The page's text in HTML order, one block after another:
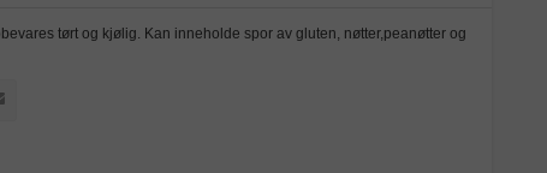
tørt og kjølig. Kan inneholde spor av gluten, nøtter,peanøtter og